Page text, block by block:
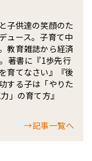
子供達の笑顔のた
ュース。子育て中
教育雑誌から経済
著書に『1歩先行
育てなさい』『後
する子は「やりた
」の育て方』
→記事一覧へ